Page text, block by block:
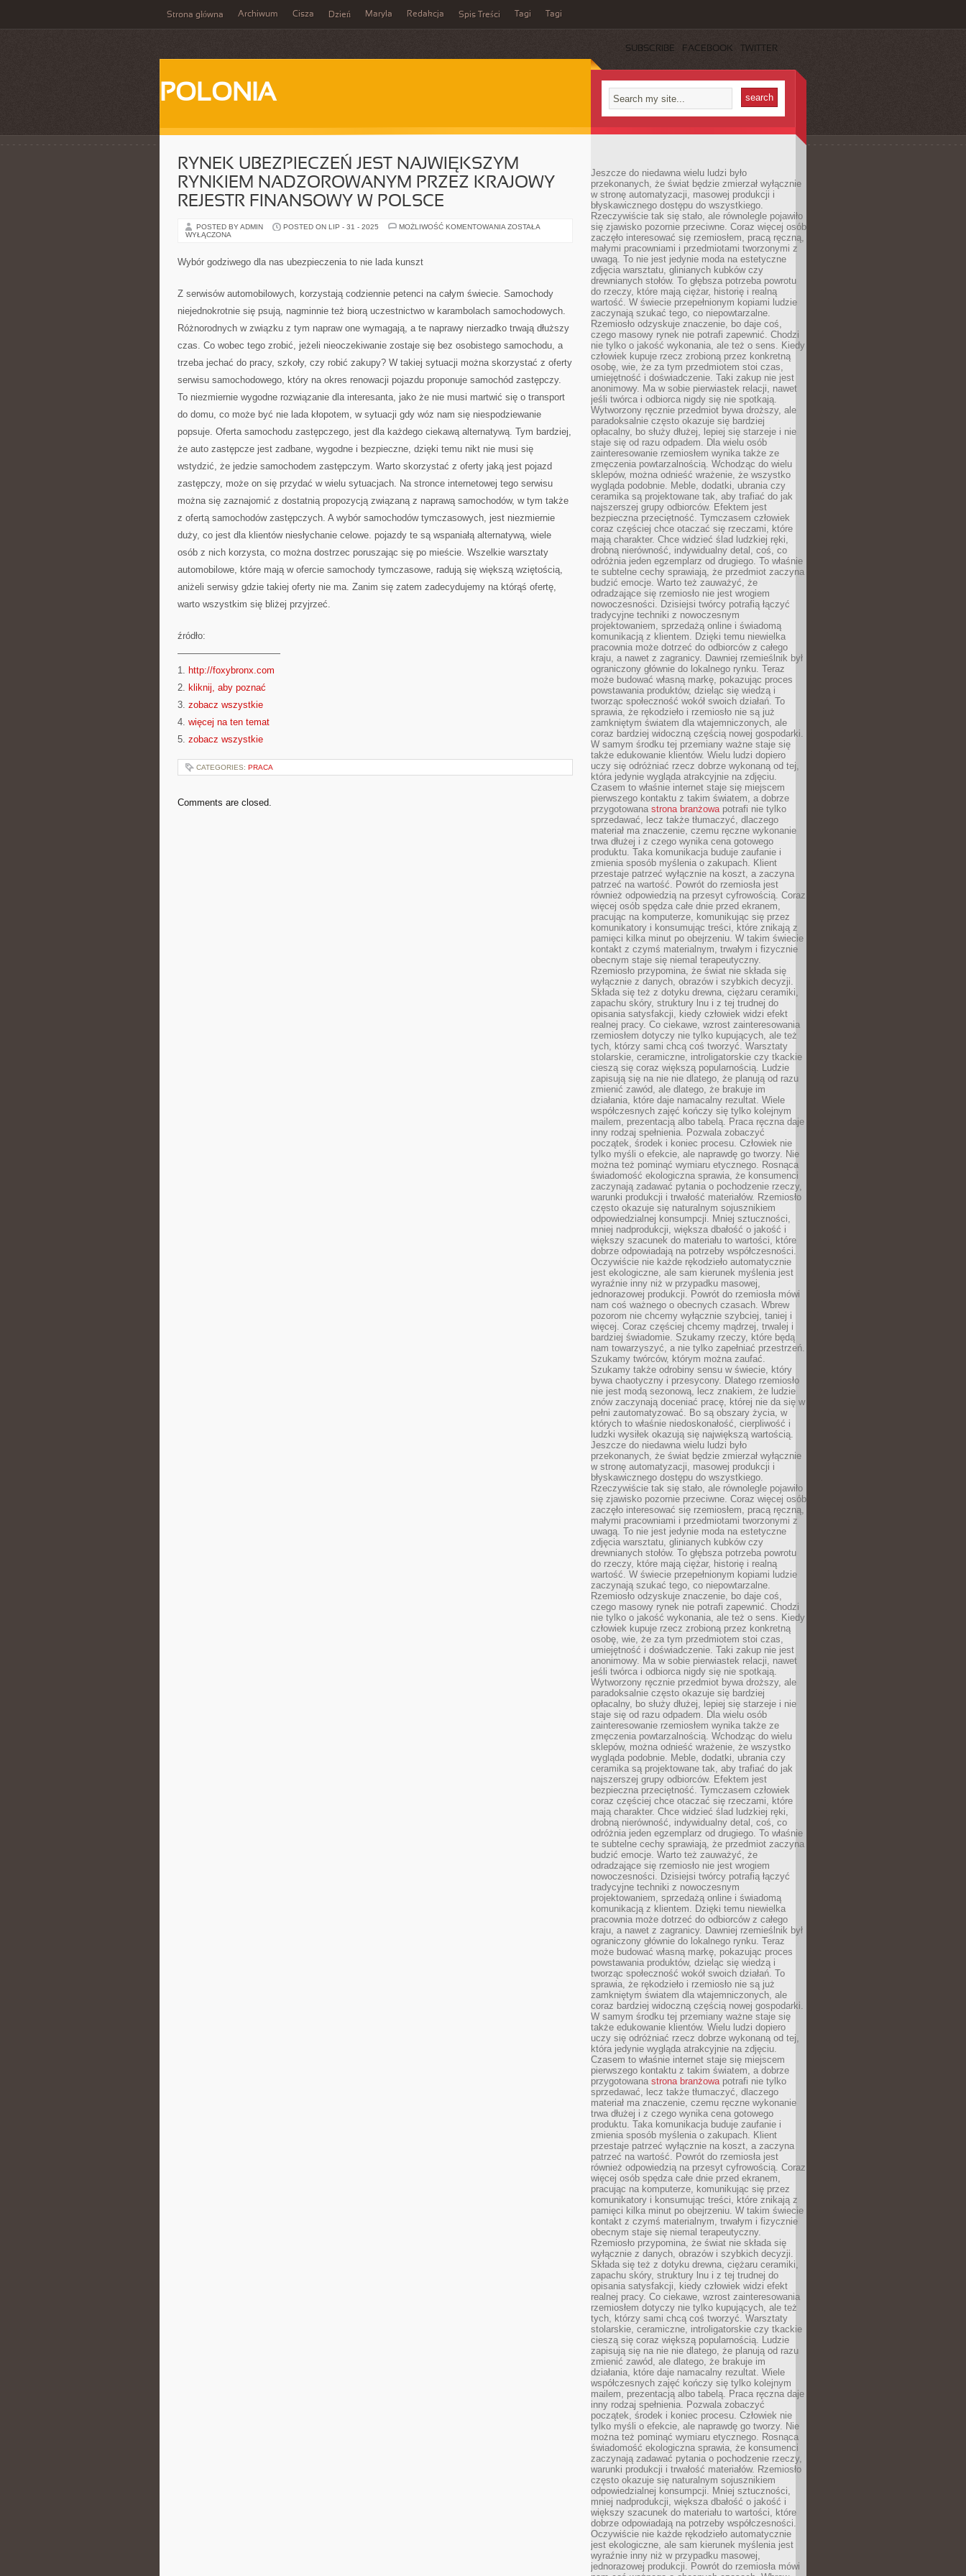
Strona główna Archiwum Cisza Dzień Maryla Redakcja Spis Treści Tagi Tagi
SUBSCRIBE FACEBOOK TWITTER
POLONIA
RYNEK UBEZPIECZEŃ JEST NAJWIĘKSZYM
RYNKIEM NADZOROWANYM PRZEZ KRAJOWY
REJESTR FINANSOWY W POLSCE
POSTED BY ADMIN POSTED ON LIP - 31 - 2025 MOŻLIWOŚĆ KOMENTOWANIA RYNEK
REJESTR
FINANSOWY
POLSCE
ZOSTAŁA
WYŁĄCZONA
Wybór godziwego dla nas ubezpieczenia to nie lada kunszt
Z serwisów automobilowych, korzystają codziennie petenci na całym świecie. Samochody
niejednokrotnie się psują, nagminnie też biorą uczestnictwo w karambolach samochodowych.
Różnorodnych w związku z tym napraw one wymagają, a te naprawy nierzadko trwają dłuższy
czas. Co wobec tego zrobić, jeżeli nieoczekiwanie zostaje się bez osobistego samochodu, a
trzeba jechać do pracy, szkoły, czy robić zakupy? W takiej sytuacji można skorzystać z oferty
serwisu samochodowego, który na okres renowacji pojazdu proponuje samochód zastępczy.
To niezmiernie wygodne rozwiązanie dla interesanta, jako że nie musi martwić się o transport
do domu, co może być nie lada kłopotem, w sytuacji gdy wóz nam się niespodziewanie
popsuje. Oferta samochodu zastępczego, jest dla każdego ciekawą alternatywą. Tym bardziej,
że auto zastępcze jest zadbane, wygodne i bezpieczne, dzięki temu nikt nie musi się
wstydzić, że jedzie samochodem zastępczym. Warto skorzystać z oferty jaką jest pojazd
zastępczy, może on się przydać w wielu sytuacjach. Na stronce internetowej tego serwisu
można się zaznajomić z dostatnią propozycją związaną z naprawą samochodów, w tym także
z ofertą samochodów zastępczych. A wybór samochodów tymczasowych, jest niezmiernie
duży, co jest dla klientów niesłychanie celowe. pojazdy te są wspaniałą alternatywą, wiele
osób z nich korzysta, co można dostrzec poruszając się po mieście. Wszelkie warsztaty
automobilowe, które mają w ofercie samochody tymczasowe, radują się większą wziętością,
aniżeli serwisy gdzie takiej oferty nie ma. Zanim się zatem zadecydujemy na którąś ofertę,
warto wszystkim się bliżej przyjrzeć.
źródło:
———————————
1. http://foxybronx.com
2. kliknij, aby poznać
3. zobacz wszystkie
4. więcej na ten temat
5. zobacz wszystkie
CATEGORIES: PRACA
Comments are closed.
Jeszcze do niedawna wielu ludzi było
przekonanych, że świat będzie zmierzał wyłącznie
w stronę automatyzacji, masowej produkcji i
błyskawicznego dostępu do wszystkiego.
Rzeczywiście tak się stało, ale równolegle pojawiło
się zjawisko pozornie przeciwne. Coraz więcej osób
zaczęło interesować się rzemiosłem, pracą ręczną,
małymi pracowniami i przedmiotami tworzonymi z
uwagą. To nie jest jedynie moda na estetyczne
zdjęcia warsztatu, glinianych kubków czy
drewnianych stołów. To głębsza potrzeba powrotu
do rzeczy, które mają ciężar, historię i realną
wartość. W świecie przepełnionym kopiami ludzie
zaczynają szukać tego, co niepowtarzalne.
Rzemiosło odzyskuje znaczenie, bo daje coś,
czego masowy rynek nie potrafi zapewnić. Chodzi
nie tylko o jakość wykonania, ale też o sens. Kiedy
człowiek kupuje rzecz zrobioną przez konkretną
osobę, wie, że za tym przedmiotem stoi czas,
umiejętność i doświadczenie. Taki zakup nie jest
anonimowy. Ma w sobie pierwiastek relacji, nawet
jeśli twórca i odbiorca nigdy się nie spotkają.
Wytworzony ręcznie przedmiot bywa droższy, ale
paradoksalnie często okazuje się bardziej
opłacalny, bo służy dłużej, lepiej się starzeje i nie
staje się od razu odpadem. Dla wielu osób
zainteresowanie rzemiosłem wynika także ze
zmęczenia powtarzalnością. Wchodząc do wielu
sklepów, można odnieść wrażenie, że wszystko
wygląda podobnie. Meble, dodatki, ubrania czy
ceramika są projektowane tak, aby trafiać do jak
najszerszej grupy odbiorców. Efektem jest
bezpieczna przeciętność. Tymczasem człowiek
coraz częściej chce otaczać się rzeczami, które
mają charakter. Chce widzieć ślad ludzkiej ręki,
drobną nierówność, indywidualny detal, coś, co
odróżnia jeden egzemplarz od drugiego. To właśnie
te subtelne cechy sprawiają, że przedmiot zaczyna
budzić emocje. Warto też zauważyć, że
odradzające się rzemiosło nie jest wrogiem
nowoczesności. Dzisiejsi twórcy potrafią łączyć
tradycyjne techniki z nowoczesnym
projektowaniem, sprzedażą online i świadomą
komunikacją z klientem. Dzięki temu niewielka
pracownia może dotrzeć do odbiorców z całego
kraju, a nawet z zagranicy. Dawniej rzemieślnik był
ograniczony głównie do lokalnego rynku. Teraz
może budować własną markę, pokazując proces
powstawania produktów, dzieląc się wiedzą i
tworząc społeczność wokół swoich działań. To
sprawia, że rękodzieło i rzemiosło nie są już
zamkniętym światem dla wtajemniczonych, ale
coraz bardziej widoczną częścią nowej gospodarki.
W samym środku tej przemiany ważne staje się
także edukowanie klientów. Wielu ludzi dopiero
uczy się odróżniać rzecz dobrze wykonaną od tej,
która jedynie wygląda atrakcyjnie na zdjęciu.
Czasem to właśnie internet staje się miejscem
pierwszego kontaktu z takim światem, a dobrze
przygotowana strona branżowapotrafi nie tylko
sprzedawać, lecz także tłumaczyć, dlaczego
materiał ma znaczenie, czemu ręczne wykonanie
trwa dłużej i z czego wynika cena gotowego
produktu. Taka komunikacja buduje zaufanie i
zmienia sposób myślenia o zakupach. Klient
przestaje patrzeć wyłącznie na koszt, a zaczyna
patrzeć na wartość. Powrót do rzemiosła jest
również odpowiedzią na przesyt cyfrowością. Coraz
więcej osób spędza całe dnie przed ekranem,
pracując na komputerze, komunikując się przez
komunikatory i konsumując treści, które znikają z
pamięci kilka minut po obejrzeniu. W takim świecie
kontakt z czymś materialnym, trwałym i fizycznie
obecnym staje się niemal terapeutyczny.
Rzemiosło przypomina, że świat nie składa się
wyłącznie z danych, obrazów i szybkich decyzji.
Składa się też z dotyku drewna, ciężaru ceramiki,
zapachu skóry, struktury lnu i z tej trudnej do
opisania satysfakcji, kiedy człowiek widzi efekt
realnej pracy. Co ciekawe, wzrost zainteresowania
rzemiosłem dotyczy nie tylko kupujących, ale też
tych, którzy sami chcą coś tworzyć. Warsztaty
stolarskie, ceramiczne, introligatorskie czy tkackie
cieszą się coraz większą popularnością. Ludzie
zapisują się na nie nie dlatego, że planują od razu
zmienić zawód, ale dlatego, że brakuje im
działania, które daje namacalny rezultat. Wiele
współczesnych zajęć kończy się tylko kolejnym
mailem, prezentacją albo tabelą. Praca ręczna daje
inny rodzaj spełnienia. Pozwala zobaczyć
początek, środek i koniec procesu. Człowiek nie
tylko myśli o efekcie, ale naprawdę go tworzy. Nie
można też pominąć wymiaru etycznego. Rosnąca
świadomość ekologiczna sprawia, że konsumenci
zaczynają zadawać pytania o pochodzenie rzeczy,
warunki produkcji i trwałość materiałów. Rzemiosło
często okazuje się naturalnym sojusznikiem
odpowiedzialnej konsumpcji. Mniej sztuczności,
mniej nadprodukcji, większa dbałość o jakość i
większy szacunek do materiału to wartości, które
dobrze odpowiadają na potrzeby współczesności.
Oczywiście nie każde rękodzieło automatycznie
jest ekologiczne, ale sam kierunek myślenia jest
wyraźnie inny niż w przypadku masowej,
jednorazowej produkcji. Powrót do rzemiosła mówi
nam coś ważnego o obecnych czasach. Wbrew
pozorom nie chcemy wyłącznie szybciej, taniej i
więcej. Coraz częściej chcemy mądrzej, trwalej i
bardziej świadomie. Szukamy rzeczy, które będą
nam towarzyszyć, a nie tylko zapełniać przestrzeń.
Szukamy twórców, którym można zaufać.
Szukamy także odrobiny sensu w świecie, który
bywa chaotyczny i przesycony. Dlatego rzemiosło
nie jest modą sezonową, lecz znakiem, że ludzie
znów zaczynają doceniać pracę, której nie da się w
pełni zautomatyzować. Bo są obszary życia, w
których to właśnie niedoskonałość, cierpliwość i
ludzki wysiłek okazują się największą wartością.
Jeszcze do niedawna wielu ludzi było
przekonanych, że świat będzie zmierzał wyłącznie
w stronę automatyzacji, masowej produkcji i
błyskawicznego dostępu do wszystkiego.
Rzeczywiście tak się stało, ale równolegle pojawiło
się zjawisko pozornie przeciwne. Coraz więcej osób
zaczęło interesować się rzemiosłem, pracą ręczną,
małymi pracowniami i przedmiotami tworzonymi z
uwagą. To nie jest jedynie moda na estetyczne
zdjęcia warsztatu, glinianych kubków czy
drewnianych stołów. To głębsza potrzeba powrotu
do rzeczy, które mają ciężar, historię i realną
wartość. W świecie przepełnionym kopiami ludzie
zaczynają szukać tego, co niepowtarzalne.
Rzemiosło odzyskuje znaczenie, bo daje coś,
czego masowy rynek nie potrafi zapewnić. Chodzi
nie tylko o jakość wykonania, ale też o sens. Kiedy
człowiek kupuje rzecz zrobioną przez konkretną
osobę, wie, że za tym przedmiotem stoi czas,
umiejętność i doświadczenie. Taki zakup nie jest
anonimowy. Ma w sobie pierwiastek relacji, nawet
jeśli twórca i odbiorca nigdy się nie spotkają.
Wytworzony ręcznie przedmiot bywa droższy, ale
paradoksalnie często okazuje się bardziej
opłacalny, bo służy dłużej, lepiej się starzeje i nie
staje się od razu odpadem. Dla wielu osób
zainteresowanie rzemiosłem wynika także ze
zmęczenia powtarzalnością. Wchodząc do wielu
sklepów, można odnieść wrażenie, że wszystko
wygląda podobnie. Meble, dodatki, ubrania czy
ceramika są projektowane tak, aby trafiać do jak
najszerszej grupy odbiorców. Efektem jest
bezpieczna przeciętność. Tymczasem człowiek
coraz częściej chce otaczać się rzeczami, które
mają charakter. Chce widzieć ślad ludzkiej ręki,
drobną nierówność, indywidualny detal, coś, co
odróżnia jeden egzemplarz od drugiego. To właśnie
te subtelne cechy sprawiają, że przedmiot zaczyna
budzić emocje. Warto też zauważyć, że
odradzające się rzemiosło nie jest wrogiem
nowoczesności. Dzisiejsi twórcy potrafią łączyć
tradycyjne techniki z nowoczesnym
projektowaniem, sprzedażą online i świadomą
komunikacją z klientem. Dzięki temu niewielka
pracownia może dotrzeć do odbiorców z całego
kraju, a nawet z zagranicy. Dawniej rzemieślnik był
ograniczony głównie do lokalnego rynku. Teraz
może budować własną markę, pokazując proces
powstawania produktów, dzieląc się wiedzą i
tworząc społeczność wokół swoich działań. To
sprawia, że rękodzieło i rzemiosło nie są już
zamkniętym światem dla wtajemniczonych, ale
coraz bardziej widoczną częścią nowej gospodarki.
W samym środku tej przemiany ważne staje się
także edukowanie klientów. Wielu ludzi dopiero
uczy się odróżniać rzecz dobrze wykonaną od tej,
która jedynie wygląda atrakcyjnie na zdjęciu.
Czasem to właśnie internet staje się miejscem
pierwszego kontaktu z takim światem, a dobrze
przygotowana strona branżowapotrafi nie tylko
sprzedawać, lecz także tłumaczyć, dlaczego
materiał ma znaczenie, czemu ręczne wykonanie
trwa dłużej i z czego wynika cena gotowego
produktu. Taka komunikacja buduje zaufanie i
zmienia sposób myślenia o zakupach. Klient
przestaje patrzeć wyłącznie na koszt, a zaczyna
patrzeć na wartość. Powrót do rzemiosła jest
również odpowiedzią na przesyt cyfrowością. Coraz
więcej osób spędza całe dnie przed ekranem,
pracując na komputerze, komunikując się przez
komunikatory i konsumując treści, które znikają z
pamięci kilka minut po obejrzeniu. W takim świecie
kontakt z czymś materialnym, trwałym i fizycznie
obecnym staje się niemal terapeutyczny.
Rzemiosło przypomina, że świat nie składa się
wyłącznie z danych, obrazów i szybkich decyzji.
Składa się też z dotyku drewna, ciężaru ceramiki,
zapachu skóry, struktury lnu i z tej trudnej do
opisania satysfakcji, kiedy człowiek widzi efekt
realnej pracy. Co ciekawe, wzrost zainteresowania
rzemiosłem dotyczy nie tylko kupujących, ale też
tych, którzy sami chcą coś tworzyć. Warsztaty
stolarskie, ceramiczne, introligatorskie czy tkackie
cieszą się coraz większą popularnością. Ludzie
zapisują się na nie nie dlatego, że planują od razu
zmienić zawód, ale dlatego, że brakuje im
działania, które daje namacalny rezultat. Wiele
współczesnych zajęć kończy się tylko kolejnym
mailem, prezentacją albo tabelą. Praca ręczna daje
inny rodzaj spełnienia. Pozwala zobaczyć
początek, środek i koniec procesu. Człowiek nie
tylko myśli o efekcie, ale naprawdę go tworzy. Nie
można też pominąć wymiaru etycznego. Rosnąca
świadomość ekologiczna sprawia, że konsumenci
zaczynają zadawać pytania o pochodzenie rzeczy,
warunki produkcji i trwałość materiałów. Rzemiosło
często okazuje się naturalnym sojusznikiem
odpowiedzialnej konsumpcji. Mniej sztuczności,
mniej nadprodukcji, większa dbałość o jakość i
większy szacunek do materiału to wartości, które
dobrze odpowiadają na potrzeby współczesności.
Oczywiście nie każde rękodzieło automatycznie
jest ekologiczne, ale sam kierunek myślenia jest
wyraźnie inny niż w przypadku masowej,
jednorazowej produkcji. Powrót do rzemiosła mówi